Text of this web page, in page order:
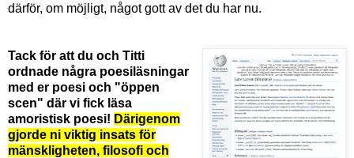
därför, om möjligt, något gott av det du har nu.
Tack för att du och Titti
ordnade några poesiläsningar
med er poesi och "öppen
scen" där vi fick läsa
amoristisk poesi! Därigenom
gjorde ni viktig insats för
mänskligheten, filosofi och